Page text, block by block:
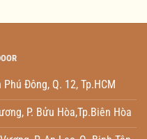
Đông, Q. 12, Tp.HCM
P. Bửu Hòa,Tp.Biên Hòa